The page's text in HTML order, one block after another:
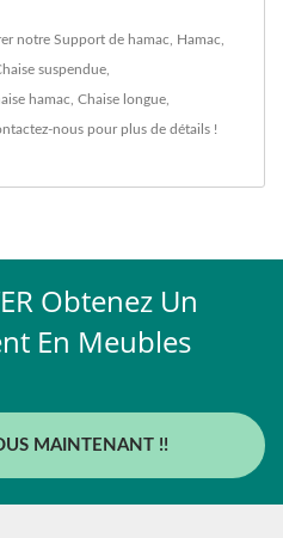
notre Support de hamac Hamac
suspendue
hamac Chaise longue
nous pour plus de détails !
Obtenez Un
En Meubles
MAINTENANT !!